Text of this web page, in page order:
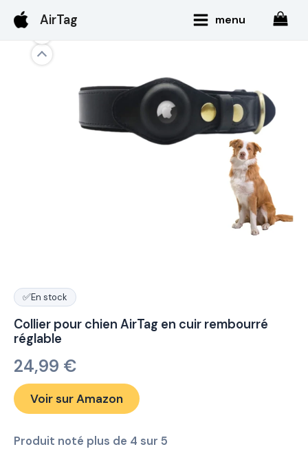
contenu
AirTag
Mainmenu
✅En stock
Collier pour chien AirTag en cuir rembourré
réglable
24,99 €
Voir sur Amazon
Produit noté plus de 4 sur 5